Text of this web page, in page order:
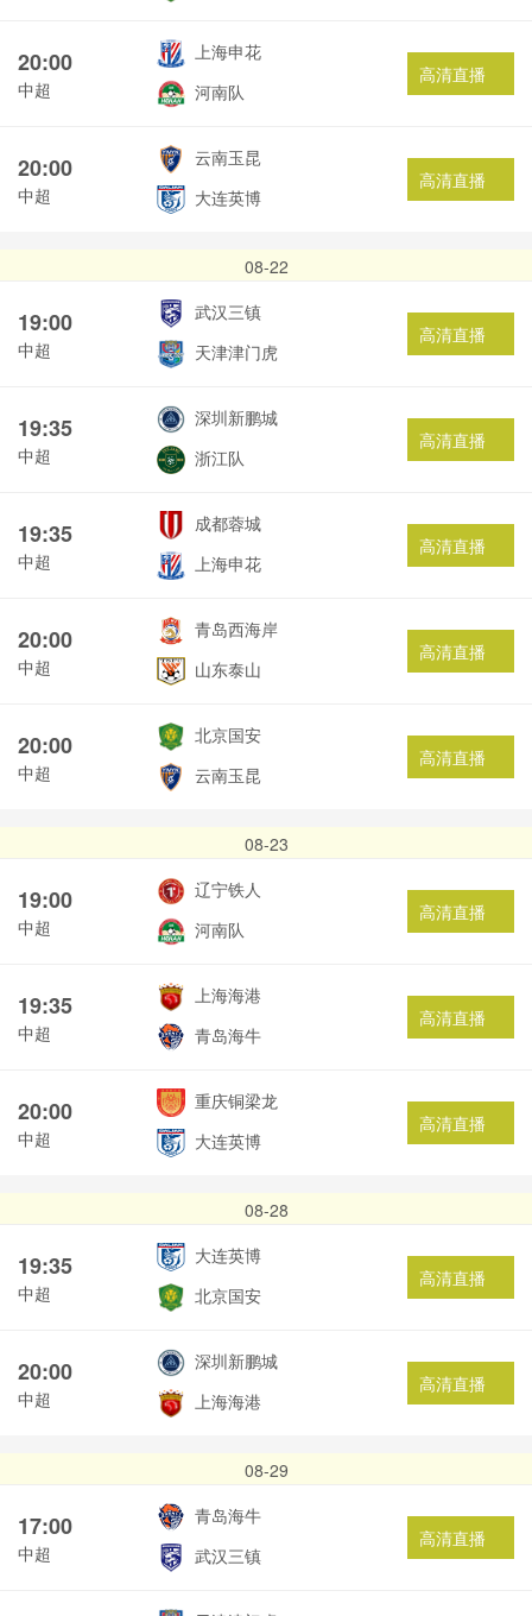
20:00
中超
上海申花
河南队
高清直播
20:00
中超
云南玉昆
大连英博
高清直播
08-22
19:00
中超
武汉三镇
天津津门虎
高清直播
19:35
中超
深圳新鹏城
浙江队
高清直播
19:35
中超
成都蓉城
上海申花
高清直播
20:00
中超
青岛西海岸
山东泰山
高清直播
20:00
中超
北京国安
云南玉昆
高清直播
08-23
19:00
中超
辽宁铁人
河南队
高清直播
19:35
中超
上海海港
青岛海牛
高清直播
20:00
中超
重庆铜梁龙
大连英博
高清直播
08-28
19:35
中超
大连英博
北京国安
高清直播
20:00
中超
深圳新鹏城
上海海港
高清直播
08-29
17:00
中超
青岛海牛
武汉三镇
高清直播